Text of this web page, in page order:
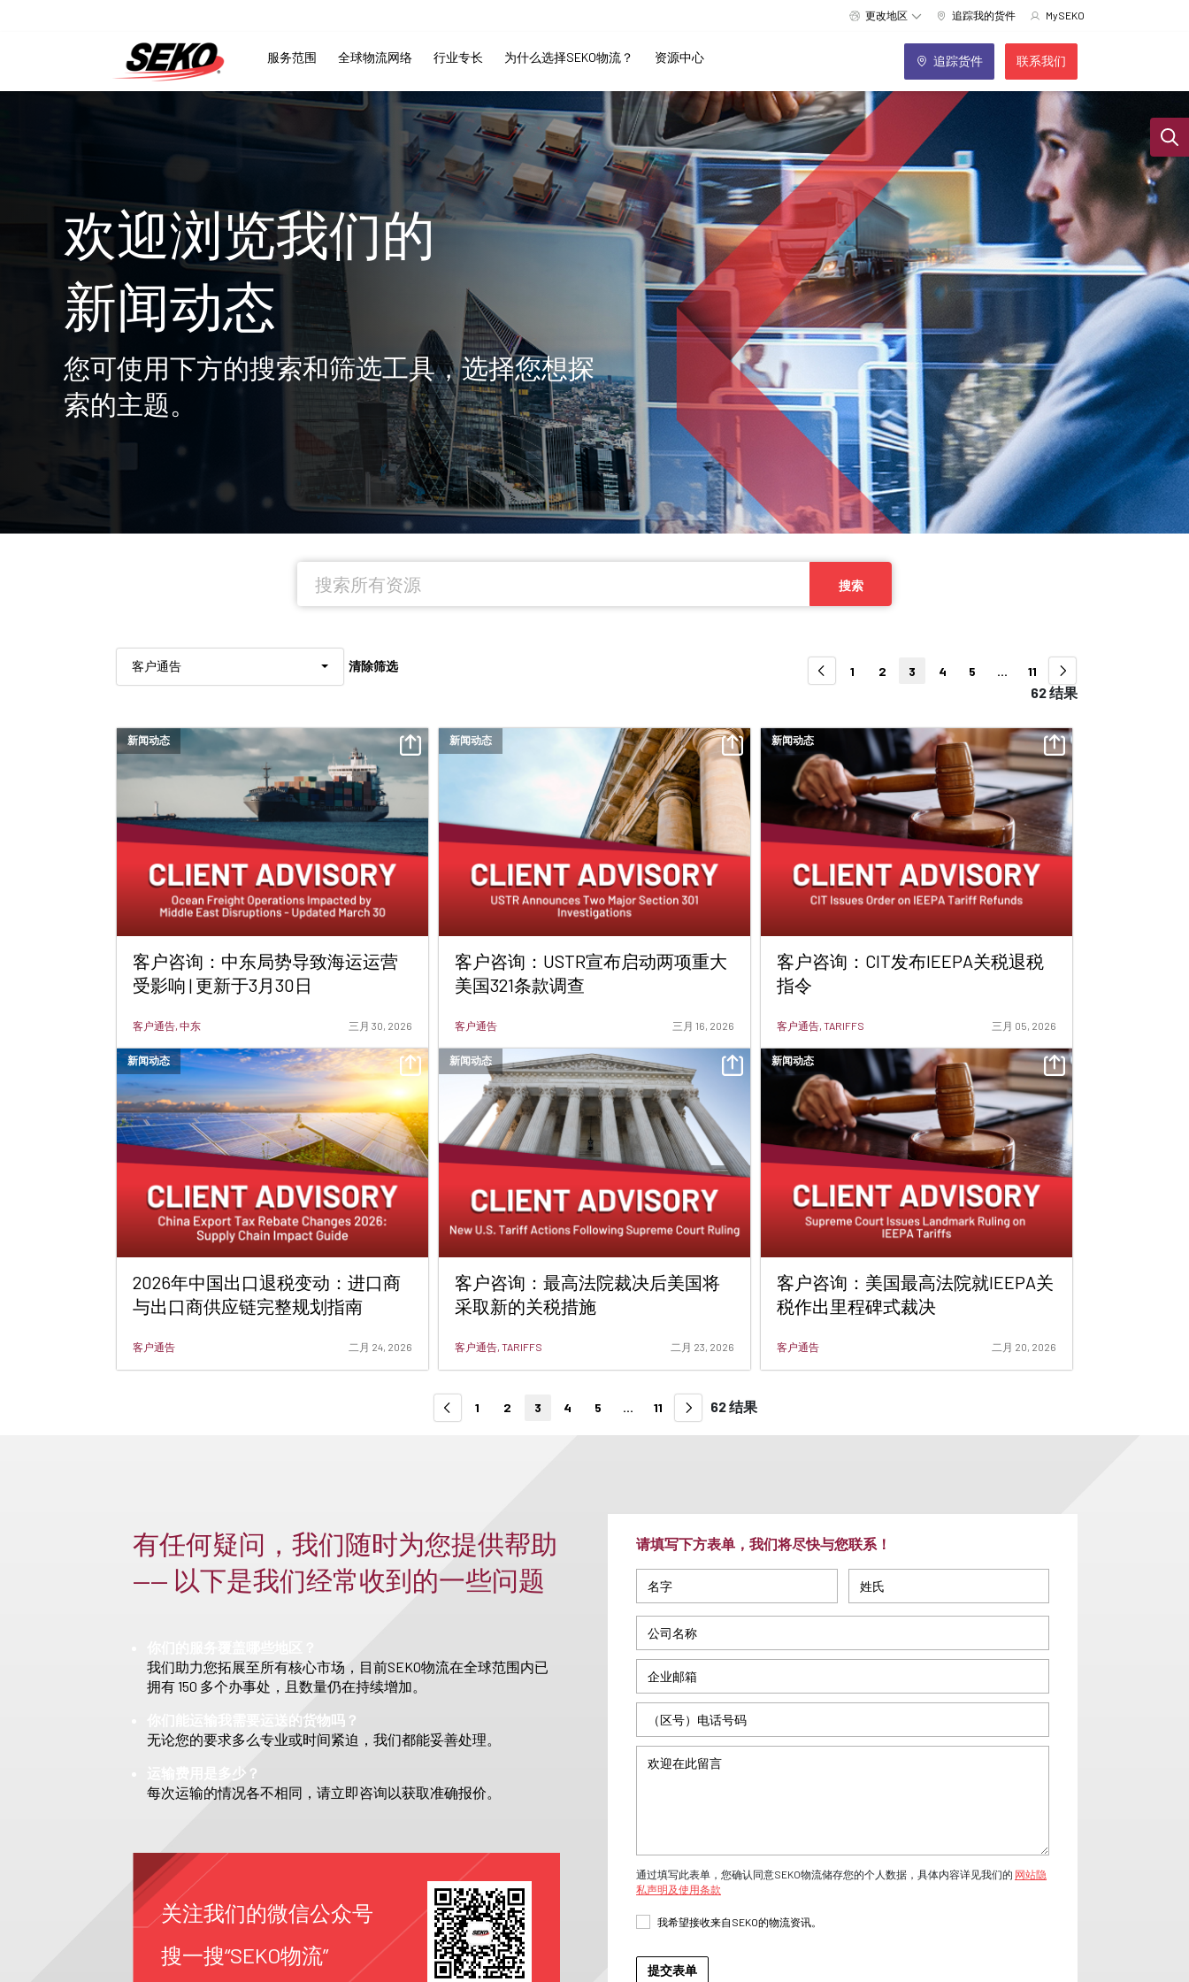
更改地区 追踪我的货件 MySEKO
服务范围 全球物流网络 行业专长 为什么选择SEKO物流？ 资源中心 追踪货件 联系我们
欢迎浏览我们的
新闻动态
您可使用下方的搜索和筛选工具，选择您想探
索的主题。
搜索
客户通告 清除筛选 1 2 3 4 5 ... 11
62 结果
新闻动态
客户咨询：中东局势导致海运运营
受影响 | 更新于3月30日
客户通告, 中东 三月 30, 2026
新闻动态
客户咨询：USTR宣布启动两项重大
美国321条款调查
客户通告 三月 16, 2026
新闻动态
客户咨询：CIT发布IEEPA关税退税
指令
客户通告, TARIFFS 三月 05, 2026
新闻动态
2026年中国出口退税变动：进口商
与出口商供应链完整规划指南
客户通告 二月 24, 2026
新闻动态
客户咨询：最高法院裁决后美国将
采取新的关税措施
客户通告, TARIFFS 二月 23, 2026
新闻动态
客户咨询：美国最高法院就IEEPA关
税作出里程碑式裁决
客户通告 二月 20, 2026
1 2 3 4 5 ... 11 62 结果
有任何疑问，我们随时为您提供帮助
—— 以下是我们经常收到的一些问题
我们助力您拓展至所有核心市场，目前SEKO物流在全球范围内已
拥有 150 多个办事处，且数量仍在持续增加。
你们能运输我需要运送的货物吗？
无论您的要求多么专业或时间紧迫，我们都能妥善处理。
运输费用是多少？
每次运输的情况各不相同，请立即咨询以获取准确报价。
请填写下方表单，我们将尽快与您联系！
通过填写此表单，您确认同意SEKO物流储存您的个人数据，具体内容详见我们的 网站隐
私声明及使用条款
我希望接收来自SEKO的物流资讯。
关注我们的微信公众号
搜一搜“SEKO物流”